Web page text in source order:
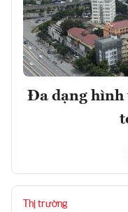
Đa dạng hình
Thị trường